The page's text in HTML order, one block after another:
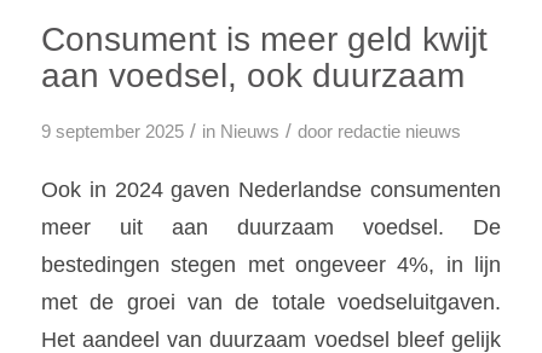
Consument is meer geld kwijt
aan voedsel, ook duurzaam
9 september 2025 / in Nieuws / door redactie nieuws
Ook in 2024 gaven Nederlandse consumenten
meer uit aan duurzaam voedsel. De
bestedingen stegen met ongeveer 4%, in lijn
met de groei van de totale voedseluitgaven.
Het aandeel van duurzaam voedsel bleef gelijk